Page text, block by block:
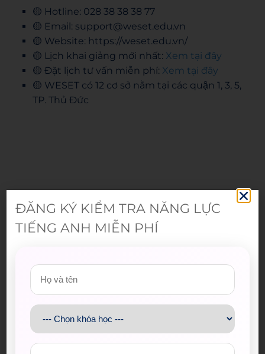
🟡 Hotline: 028 38 38 38 77
🟡 Email: support@weset.edu.vn
🟡 Website: https://weset.edu.vn/
🟡 Lịch khai giảng mới nhất: Xem tại đây
🟡 Đặt lịch tư vấn miễn phí: Xem tại đây
🟡 WESET có 12 cơ sở nằm tại các quận 1, 3, 5,
TP. Thủ Đức
Admin
ĐĂNG KÝ KIỂM TRA NĂNG LỰC
TIẾNG ANH MIỄN PHÍ